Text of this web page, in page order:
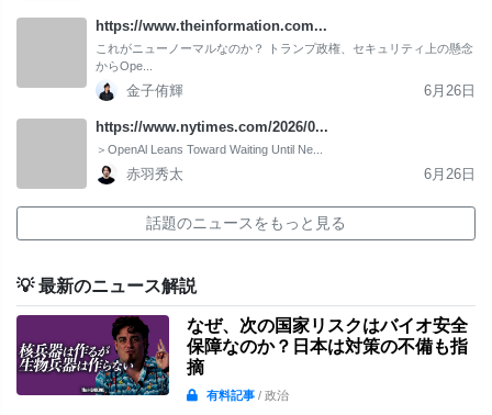
https://www.theinformation.com...
これがニューノーマルなのか？ トランプ政権、セキュリティ上の懸念
からOpe...
金子侑輝 6月26日
https://www.nytimes.com/2026/0...
＞OpenAl Leans Toward Waiting Until Ne...
赤羽秀太 6月26日
話題のニュースをもっと見る
💡 最新のニュース解説
なぜ、次の国家リスクはバイオ安全
保障なのか？日本は対策の不備も指
摘
有料記事/ 政治